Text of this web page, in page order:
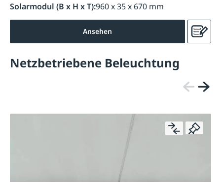
Solarmodul (B x H x T):960 x 35 x 670 mm
Ansehen
Netzbetriebene Beleuchtung